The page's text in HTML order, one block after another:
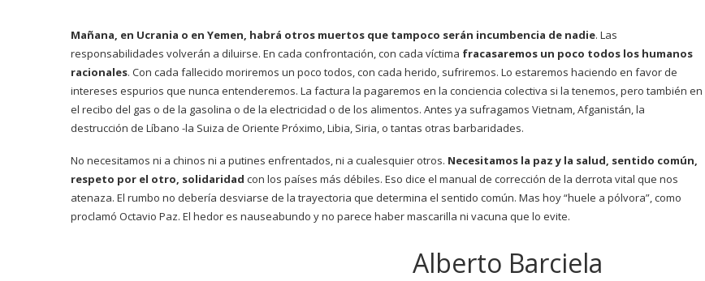
Mañana, en Ucrania o en Yemen, habrá otros muertos que tampoco serán incumbencia de nadie. Las
responsabilidades volverán a diluirse. En cada confrontación, con cada víctima fracasaremos un poco todos los humanos
racionales. Con cada fallecido moriremos un poco todos, con cada herido, sufriremos. Lo estaremos haciendo en favor de
intereses espurios que nunca entenderemos. La factura la pagaremos en la conciencia colectiva si la tenemos, pero también en
el recibo del gas o de la gasolina o de la electricidad o de los alimentos. Antes ya sufragamos Vietnam, Afganistán, la
destrucción de Líbano -la Suiza de Oriente Próximo, Libia, Siria, o tantas otras barbaridades.
No necesitamos ni a chinos ni a putines enfrentados, ni a cualesquier otros. Necesitamos la paz y la salud, sentido común,
respeto por el otro, solidaridad con los países más débiles. Eso dice el manual de corrección de la derrota vital que nos
atenaza. El rumbo no debería desviarse de la trayectoria que determina el sentido común. Mas hoy “huele a pólvora”, como
proclamó Octavio Paz. El hedor es nauseabundo y no parece haber mascarilla ni vacuna que lo evite.
Alberto Barciela